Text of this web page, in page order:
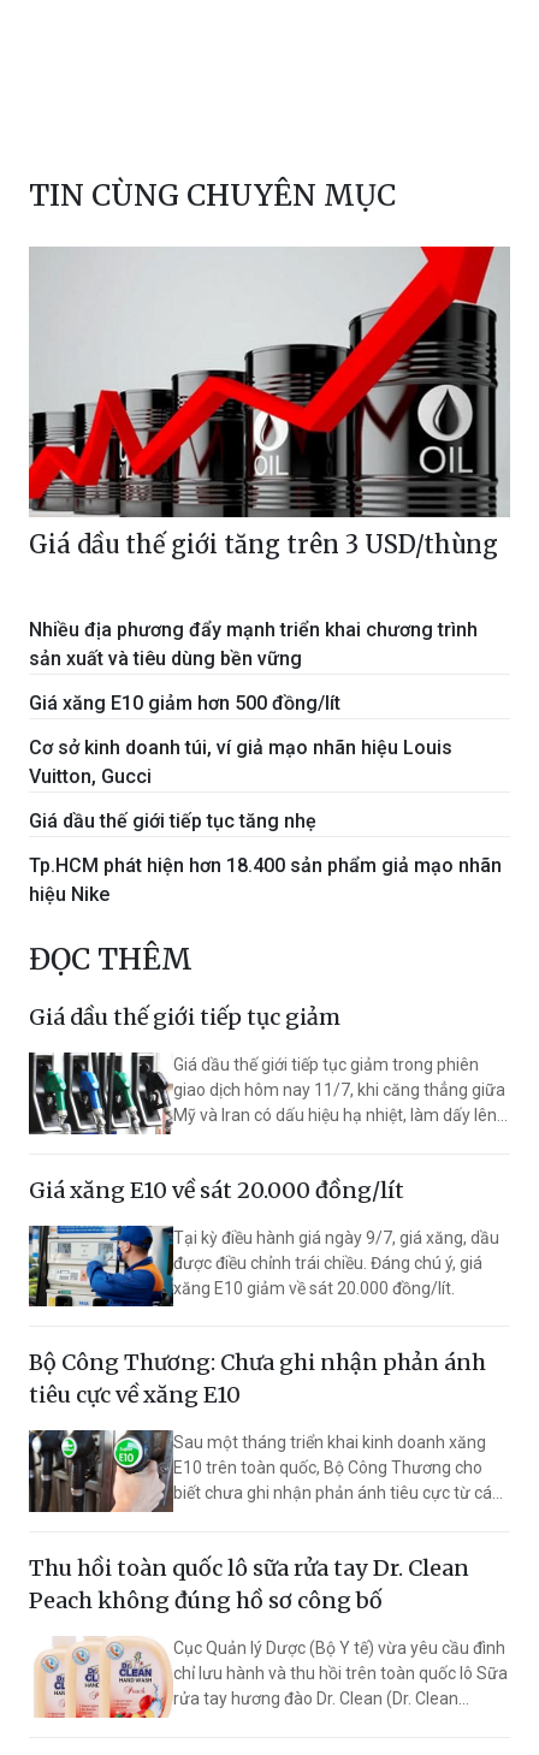
TIN CÙNG CHUYÊN MỤC
Giá dầu thế giới tăng trên 3 USD/thùng
Nhiều địa phương đẩy mạnh triển khai chương trình
sản xuất và tiêu dùng bền vững
Giá xăng E10 giảm hơn 500 đồng/lít
Cơ sở kinh doanh túi, ví giả mạo nhãn hiệu Louis
Vuitton, Gucci
Giá dầu thế giới tiếp tục tăng nhẹ
Tp.HCM phát hiện hơn 18.400 sản phẩm giả mạo nhãn
hiệu Nike
ĐỌC THÊM
Giá dầu thế giới tiếp tục giảm
Giá dầu thế giới tiếp tục giảm trong phiên
giao dịch hôm nay 11/7, khi căng thẳng giữa
Mỹ và Iran có dấu hiệu hạ nhiệt, làm dấy lên
Giá xăng E10 về sát 20.000 đồng/lít
Tại kỳ điều hành giá ngày 9/7, giá xăng, dầu
được điều chỉnh trái chiều. Đáng chú ý, giá
xăng E10 giảm về sát 20.000 đồng/lít.
Bộ Công Thương: Chưa ghi nhận phản ánh
tiêu cực về xăng E10
Sau một tháng triển khai kinh doanh xăng
E10 trên toàn quốc, Bộ Công Thương cho
biết chưa ghi nhận phản ánh tiêu cực từ các
hành, độ bền động cơ.
Thu hồi toàn quốc lô sữa rửa tay Dr. Clean
Peach không đúng hồ sơ công bố
Cục Quản lý Dược (Bộ Y tế) vừa yêu cầu đình
chỉ lưu hành và thu hồi trên toàn quốc lô Sữa
rửa tay hương đào Dr. Clean (Dr. Clean